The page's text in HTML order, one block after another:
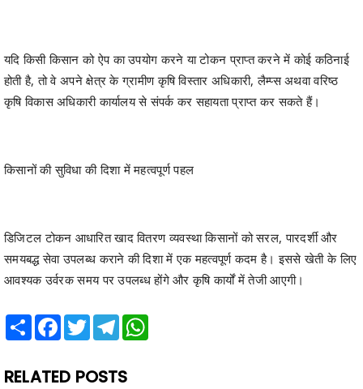
यदि किसी किसान को ऐप का उपयोग करने या टोकन प्राप्त करने में कोई कठिनाई
होती है, तो वे अपने क्षेत्र के ग्रामीण कृषि विस्तार अधिकारी, लैम्प्स अथवा वरिष्ठ
कृषि विकास अधिकारी कार्यालय से संपर्क कर सहायता प्राप्त कर सकते हैं।
किसानों की सुविधा की दिशा में महत्वपूर्ण पहल
डिजिटल टोकन आधारित खाद वितरण व्यवस्था किसानों को सरल, पारदर्शी और
समयबद्ध सेवा उपलब्ध कराने की दिशा में एक महत्वपूर्ण कदम है। इससे खेती के लिए
आवश्यक उर्वरक समय पर उपलब्ध होंगे और कृषि कार्यों में तेजी आएगी।
Share Facebook
TwitterTelegram
RELATED POSTS